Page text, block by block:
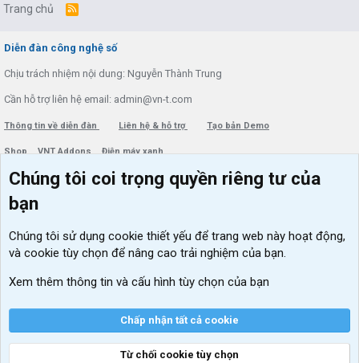
Trang chủ
R
Diễn đàn công nghệ số
Chịu trách nhiệm nội dung: Nguyễn Thành Trung
Cần hỗ trợ liên hệ email: admin@vn-t.com
Thông tin về diễn đàn Liên hệ & hỗ trợ Tạo bản Demo
Shop VNT Addons Điện máy xanh
Menu thành viên
Đăng nhập
Diễn đàn
Kích hoạt Windows/ Office miễn phí
VIP add-ons Xenforo
Khuyến mãi và tài trợ
Chúng tôi coi trọng quyền riêng tư của
bạn
Chúng tôi sử dụng cookie thiết yếu để trang web này hoạt động,
và cookie tùy chọn để nâng cao trải nghiệm của bạn.
Xem thêm thông tin và cấu hình tùy chọn của bạn
Chấp nhận tất cả cookie
Từ chối cookie tùy chọn